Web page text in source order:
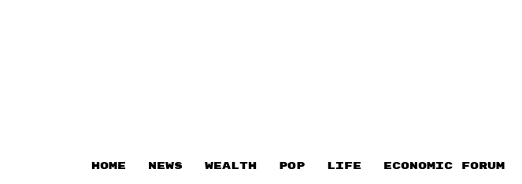
HOME NEWS WEALTH POP LIFE ECONOMIC FORUM